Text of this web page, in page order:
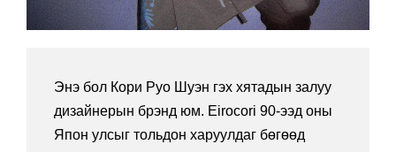
Энэ бол Кори Руо Шуэн гэх хятадын залуу
дизайнерын брэнд юм. Eirocori 90-ээд оны
Япон улсыг тольдон харуулдаг бөгөөд